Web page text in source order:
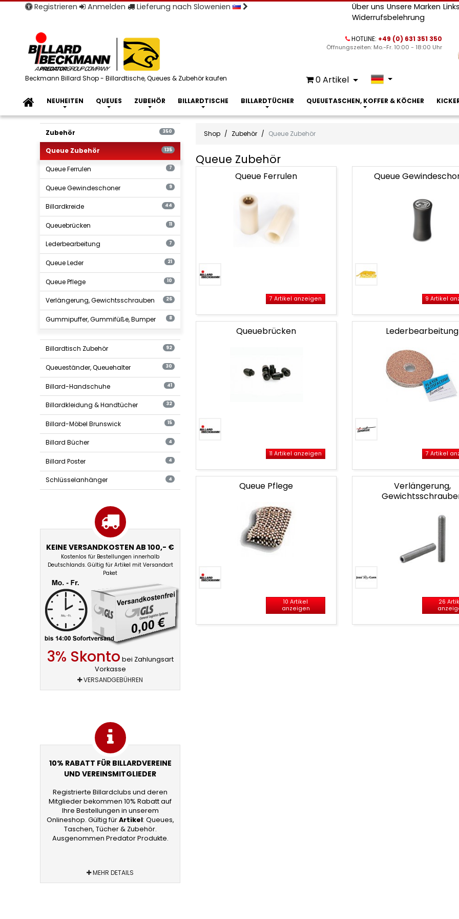
Registrieren Anmelden Lieferung nach Slowenien Über uns Unsere Marken Links
Widerrufsbelehrung
Beckmann Billard Shop - Billardtische, Queues & Zubehör kaufen
HOTLINE: +49 (0) 631 351 350
Öffnungszeiten: Mo.-Fr. 10:00 - 18:00 Uhr
0Artikel
NEUHEITEN QUEUES ZUBEHÖR BILLARDTISCHE BILLARDTÜCHER QUEUETASCHEN, KOFFER & KÖCHER
Shop Zubehör Queue Zubehör
Queue Zubehör
Queue
Queue Ferrulen
7 Artikel anzeigen
Queue
9 Artikel
Queuebrücken
11 Artikel anzeigen
Lederbearbeitung
7 Artikel
Queue Pflege
10 Artikel
anzeigen
Verlängerung,
26
Zubehör 350
Queue Zubehör 135
Queue Ferrulen 7
Queue Gewindeschoner 9
Billardkreide 44
Queuebrücken 11
Lederbearbeitung 7
Queue Leder 21
Queue Pflege 10
Verlängerung, Gewichtsschrauben 26
Gummipuffer, Gummifüße, Bumper 8
Billardtisch Zubehör 92
Queueständer, Queuehalter 30
Billard-Handschuhe 41
Billardkleidung & Handtücher 32
Billard-Möbel Brunswick 15
Billard Bücher 4
Billard Poster 4
Schlüsselanhänger 4
KEINE VERSANDKOSTEN AB 100,- €
Kostenlos für Bestellungen innerhalb
Deutschlands. Gültig für Artikel mit Versandart
Paket
3% Skonto bei Zahlungsart
Vorkasse
VERSANDGEBÜHREN
10% RABATT FÜR BILLARDVEREINE
UND VEREINSMITGLIEDER
Registrierte Billardclubs und deren
Mitglieder bekommen 10% Rabatt auf
Ihre Bestellungen in unserem
Onlineshop. Gültig fürArtikel: Queues,
Taschen, Tücher & Zubehör.
Ausgenommen Predator Produkte.
MEHR DETAILS